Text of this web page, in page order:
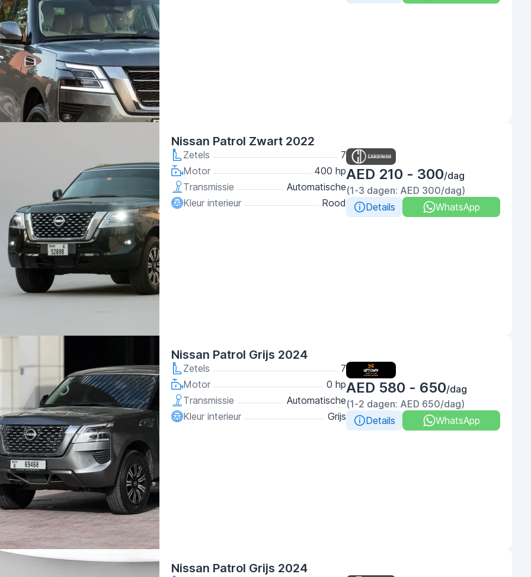
Nissan Patrol Zwart 2022
Zetels
7
Motor
400 hp
Transmissie
Automatische
Kleur interieur
Rood
AED 210 - 300/dag
(1-3 dagen: AED 300/dag)
Details
WhatsApp
Nissan Patrol Grijs 2024
Zetels
7
Motor
0 hp
Transmissie
Automatische
Kleur interieur
Grijs
AED 580 - 650/dag
(1-2 dagen: AED 650/dag)
Details
WhatsApp
Nissan Patrol Grijs 2024